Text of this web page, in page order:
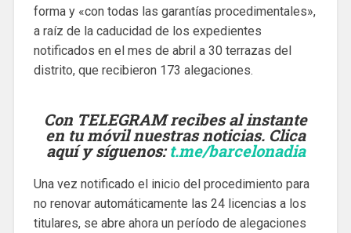
forma y «con todas las garantías procedimentales»,
a raíz de la caducidad de los expedientes
notificados en el mes de abril a 30 terrazas del
distrito, que recibieron 173 alegaciones.
Con TELEGRAM recibes al instante
en tu móvil nuestras noticias. Clica
aquí y síguenos:t.me/barcelonadia
Una vez notificado el inicio del procedimiento para
no renovar automáticamente las 24 licencias a los
titulares, se abre ahora un período de alegaciones